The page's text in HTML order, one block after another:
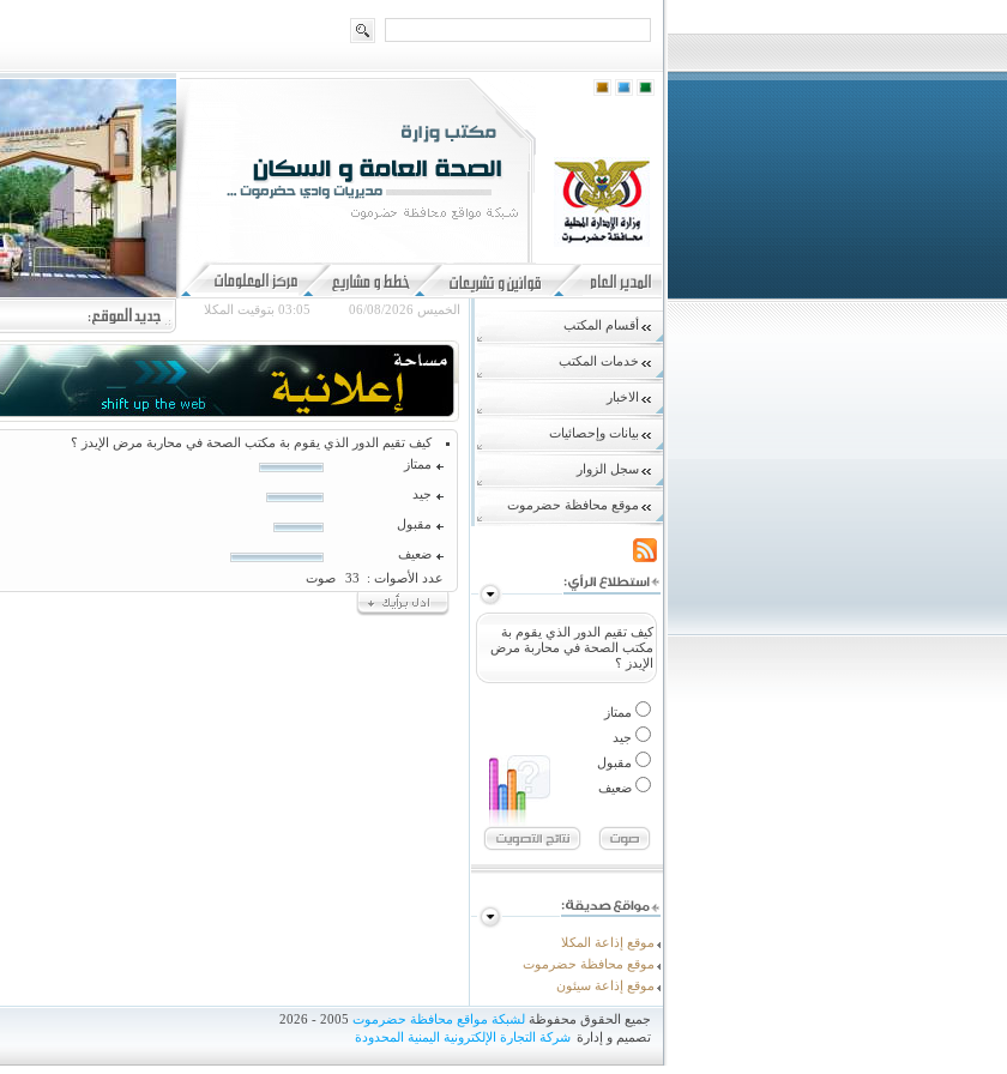
الخميس 06/08/2026 03:05 بتوقيت المكلا
أقسام المكتب
خدمات المكتب
الاخبار
بيانات وإحصائيات
سجل الزوار
موقع محافظة حضرموت
كيف تقيم الدور الذي يقوم بة
مكتب الصحة في محاربة مرض
الإيدز ؟
ممتاز
جيد
مقبول
ضعيف
موقع إذاعة المكلا
موقع محافظة حضرموت
موقع إذاعة سيئون
كيف تقيم الدور الذي يقوم بة مكتب الصحة في محاربة مرض الإيدز ؟
ممتاز
جيد
مقبول
ضعيف
عدد الأصوات :
33 صوت
جميع الحقوق محفوظة لشبكة مواقع محافظة حضرموت
تصميم و إدارة شركة التجارة الإلكترونية اليمنية المحدودة